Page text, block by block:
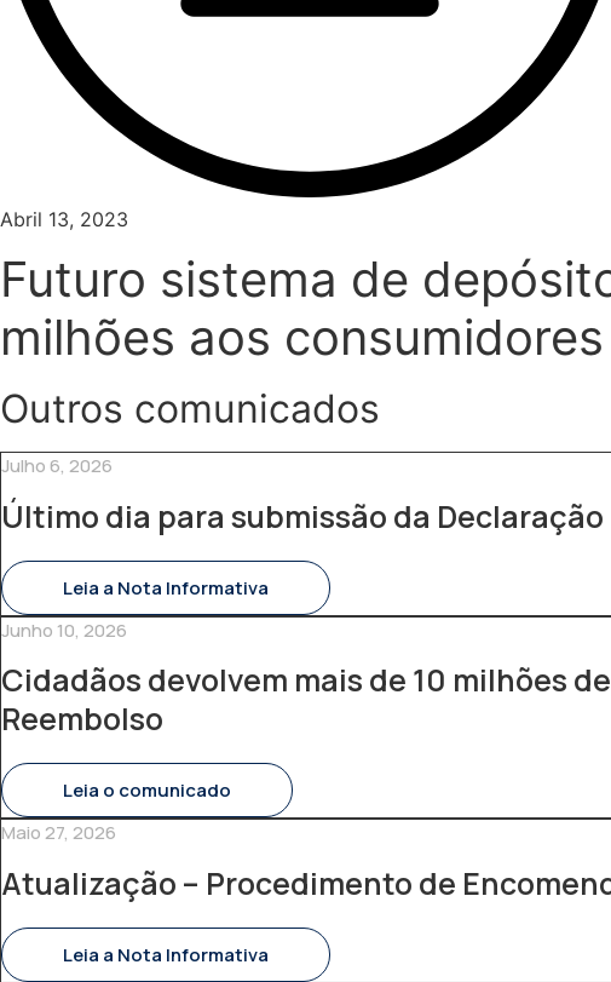
Abril 13, 2023
Futuro sistema de
milhões aos consumidores
Outros comunicados
Julho 6, 2026
Último dia para submissão da Declaração
Leia a Nota Informativa
Junho 10, 2026
Cidadãos devolvem mais de 10 milhões
Reembolso
Leia o comunicado
Maio 27, 2026
Atualização – Procedimento de
Leia a Nota Informativa